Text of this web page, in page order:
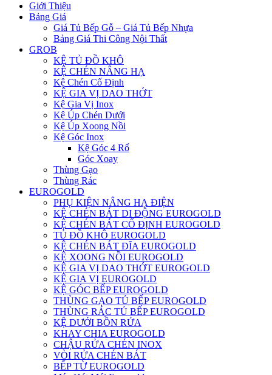
Giới Thiệu
Bảng Giá
Giá Tủ Bếp Gỗ – Giá Tủ Bếp Nhựa
Bảng Giá Thi Công Nội Thất
GROB
KỆ TỦ ĐỒ KHÔ
KỆ CHÉN NÂNG HẠ
Kệ Chén Cố Định
KỆ GIA VỊ DAO THỚT
Kệ Gia Vị Inox
Kệ Úp Chén Dưới
Kệ Úp Xoong Nồi
Kệ Góc Inox
Kệ Góc 4 Rổ
Góc Xoay
Thùng Gạo
Thùng Rác
EUROGOLD
PHỤ KIỆN NÂNG HẠ ĐIỆN
KỆ CHÉN BÁT DI ĐỘNG EUROGOLD
KỆ CHÉN BÁT CỐ ĐỊNH EUROGOLD
TỦ ĐỒ KHÔ EUROGOLD
KỆ CHÉN BÁT ĐĨA EUROGOLD
KỆ XOONG NỒI EUROGOLD
KỆ GIA VỊ DAO THỚT EUROGOLD
KỆ GIA VỊ EUROGOLD
KỆ GÓC BẾP EUROGOLD
THÙNG GẠO TỦ BẾP EUROGOLD
THÙNG RÁC TỦ BẾP EUROGOLD
KỆ DƯỚI BỒN RỬA
KHAY CHIA EUROGOLD
CHẬU RỬA CHÉN INOX
VÒI RỬA CHÉN BÁT
BẾP TỪ EUROGOLD